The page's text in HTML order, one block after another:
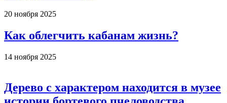
20 ноября 2025
Как облегчить кабанам жизнь?
14 ноября 2025
Дерево с характером находится в музее